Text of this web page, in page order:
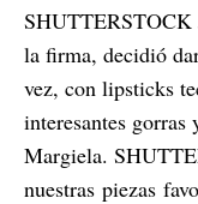
SHUTTERSTOCK
la firma, decidió
vez, con lipsticks
interesantes gorras
Margiela.
nuestras piezas